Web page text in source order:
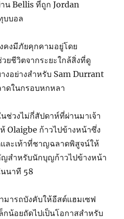
น Bellis ที่ถูก Jordan
บบอล
คงมีภัยคุกคามอยู่โดย
ยชีวิตจากระยะใกล้สิ่งที่ดู
งอย่างสำหรับ Sam Durrant
ดในกรอบหกหลา
ช่วงไม่กี่สัปดาห์ที่ผ่านมาเจ้า
Olaigbe ก้าวไปข้างหน้าซึ่ง
ละเท้าที่ชาญฉลาดพิสูจน์ให้
ญสำหรับนักบุญก้าวไปข้างหน้า
นาที 58
มารถบังคับให้อีสต์แฮมเซฟ
กน้อยถัดไปเป็นโอกาสสำหรับ